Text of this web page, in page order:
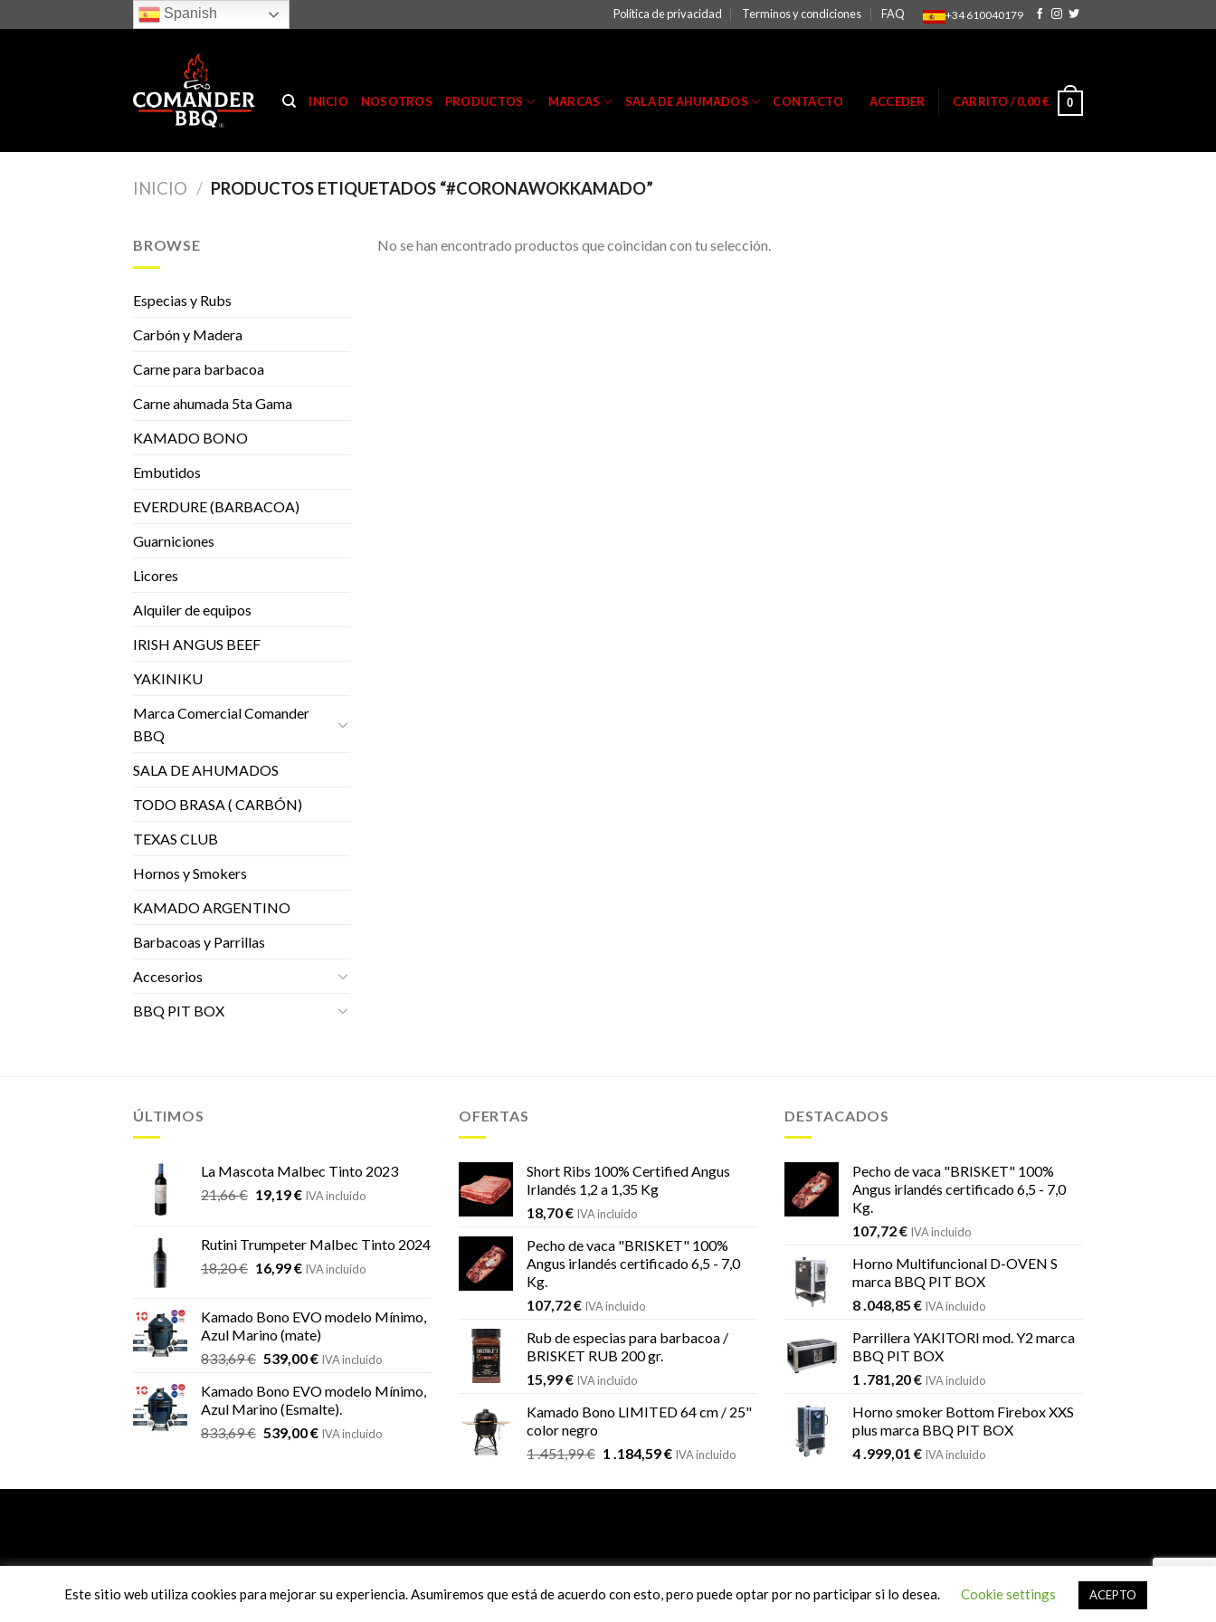
to
Spanish Política de privacidad Terminos y condiciones FAQ +34 610040179
INICIO NOSOTROS PRODUCTOS MARCAS SALA DE AHUMADOS CONTACTO ACCEDER CARRITO /0,00€ 0
INICIO / PRODUCTOS ETIQUETADOS “#CORONAWOKKAMADO”
BROWSE
Especias y Rubs
Carbón y Madera
Carne para barbacoa
Carne ahumada 5ta Gama
KAMADO BONO
Embutidos
EVERDURE (BARBACOA)
Guarniciones
Licores
Alquiler de equipos
IRISH ANGUS BEEF
YAKINIKU
Marca Comercial Comander
BBQ
SALA DE AHUMADOS
TODO BRASA ( CARBÓN)
TEXAS CLUB
Hornos y Smokers
KAMADO ARGENTINO
Barbacoas y Parrillas
Accesorios
BBQ PIT BOX
No se han encontrado productos que coincidan con tu selección.
ÚLTIMOS
La Mascota Malbec Tinto 2023
21,66€ El
era:
21,66 €.
19,19€El
es:
19,19 €.
IVA incluido
Rutini Trumpeter Malbec Tinto 2024
18,20€ El
era:
18,20 €.
16,99€El
es:
16,99 €.
IVA incluido
Kamado Bono EVO modelo Mínimo,
Azul Marino (mate)
833,69€ El
original
era:
833,69 €.
539,00€El
actual
es:
539,00 €.
IVA incluido
Kamado Bono EVO modelo Mínimo,
Azul Marino (Esmalte).
833,69€ El
era:
539,00€El
es:
IVA incluido
OFERTAS
Short Ribs 100% Certified Angus
Irlandés 1,2 a 1,35 Kg
18,70€ IVA incluido
Pecho de vaca "BRISKET" 100%
Angus irlandés certificado 6,5 - 7,0
Kg.
107,72€ IVA incluido
Rub de especias para barbacoa /
BRISKET RUB 200 gr.
15,99€ IVA incluido
Kamado Bono LIMITED 64 cm / 25"
color negro
1 .451,99€ El
original
1 .184,59€El
actual
IVA incluido
DESTACADOS
Pecho de vaca "BRISKET" 100%
Angus irlandés certificado 6,5 - 7,0
Kg.
107,72€ IVA incluido
Horno Multifuncional D-OVEN S
marca BBQ PIT BOX
8 .048,85 € IVA incluido
Parrillera YAKITORI mod. Y2 marca
BBQ PIT BOX
1 .781,20€ IVA incluido
Horno smoker Bottom Firebox XXS
plus marca BBQ PIT BOX
4 .999,01 € IVA incluido
Pago seguro con sistema REDSYS
Este sitio web utiliza cookies para mejorar su experiencia. Asumiremos que está de acuerdo con esto, pero puede optar por no participar si lo desea. Cookie settings ACEPTO